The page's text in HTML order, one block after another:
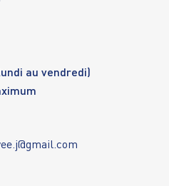
au vendredi)